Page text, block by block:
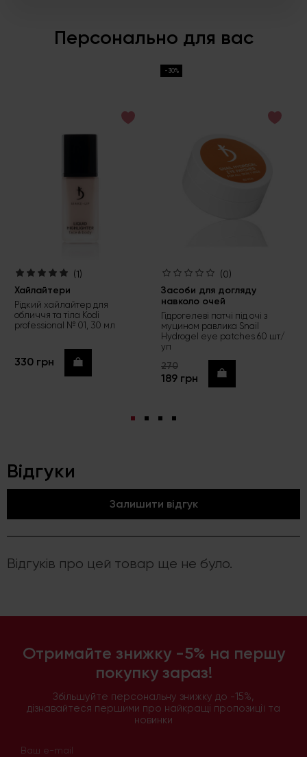
Персонально для вас
(1)
Хайлайтери
Рідкий хайлайтер для
обличчя та тіла Kodi
professional № 01, 30 мл
330 грн Купити
-30%
(0)
Засоби для догляду
навколо очей
Гідрогелеві патчі під очі з
муцином равлика Snail
Hydrogel eye patches 60 шт/
уп
270
189 грн Купити
Відгуки
Залишити відгук
Відгуків про цей товар ще не було.
Отримайте знижку -5% на першу
покупку зараз!
Збільшуйте персональну знижку до -15%,
дізнавайтеся першими про найкращі пропозиції та
новинки